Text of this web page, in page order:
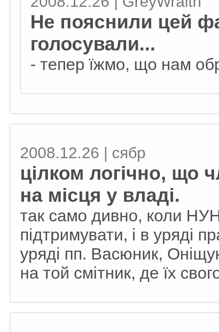
Не пояснили цей
голосували...
- тепер їжмо, що нам
2008.12.26 | сябр
цілком логічно, що
на місця у владі.
так само дивно, коли
підтримувати, і в уряді
уряді пп. Васюник,
на той смітник, де їх